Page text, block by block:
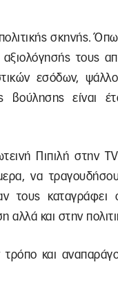
σκηνής.
αξιολόγησής τους
εσόδων,
βούλησης είναι
Πιπιλή στην
να
τους
αλλά και στην
και